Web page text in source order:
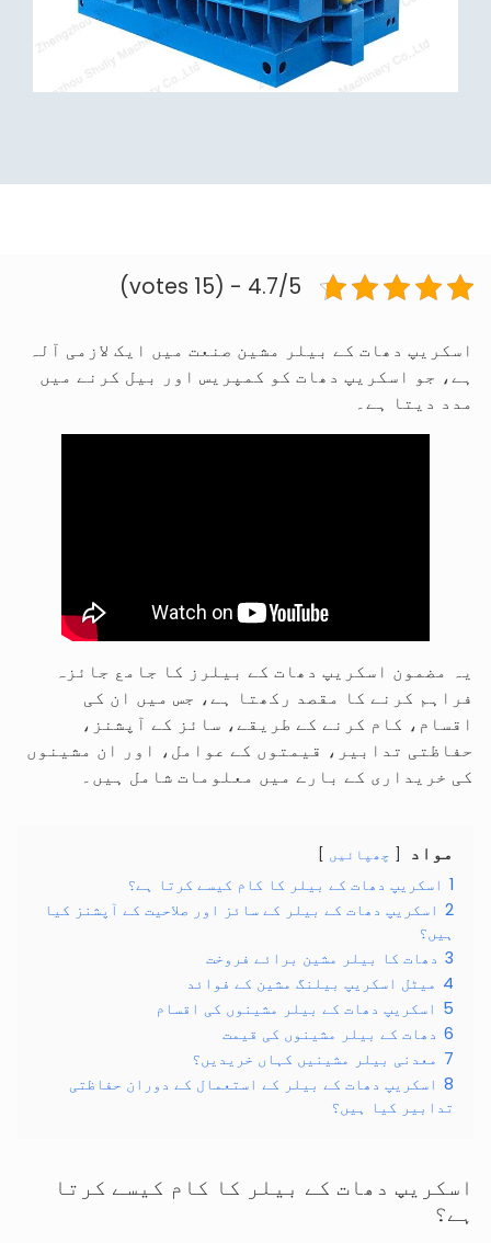
4.7/5 - (15 votes)
اسکریپ دھات کے بیلر مشین صنعت میں ایک لازمی آلہ
ہے، جو اسکریپ دھات کو کمپریس اور بیل کرنے میں
مدد دیتا ہے۔
یہ مضمون اسکریپ دھات کے بیلرز کا جامع جائزہ
فراہم کرنے کا مقصد رکھتا ہے، جس میں ان کی
اقسام، کام کرنے کے طریقے، سائز کے آپشنز،
حفاظتی تدابیر، قیمتوں کے عوامل، اور ان مشینوں
کی خریداری کے بارے میں معلومات شامل ہیں۔
مواد چھپائیں
1 اسکریپ دھات کے بیلر کا کام کیسے کرتا ہے؟
2 اسکریپ دھات کے بیلر کے سائز اور صلاحیت کے آپشنز کیا
ہیں؟
3 دھات کا بیلر مشین برائے فروخت
4 میٹل اسکریپ بیلنگ مشین کے فوائد
5 اسکریپ دھات کے بیلر مشینوں کی اقسام
6 دھات کے بیلر مشینوں کی قیمت
7 معدنی بیلر مشینیں کہاں خریدیں؟
8 اسکریپ دھات کے بیلر کے استعمال کے دوران حفاظتی
تدابیر کیا ہیں؟
اسکریپ دھات کے بیلر کا کام کیسے کرتا
ہے؟